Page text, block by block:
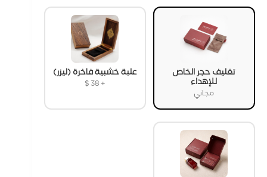
تغليف حجر الخاص
للإهداء
مجاني
علبة خشبية فاخرة (ليزر)
+
$38